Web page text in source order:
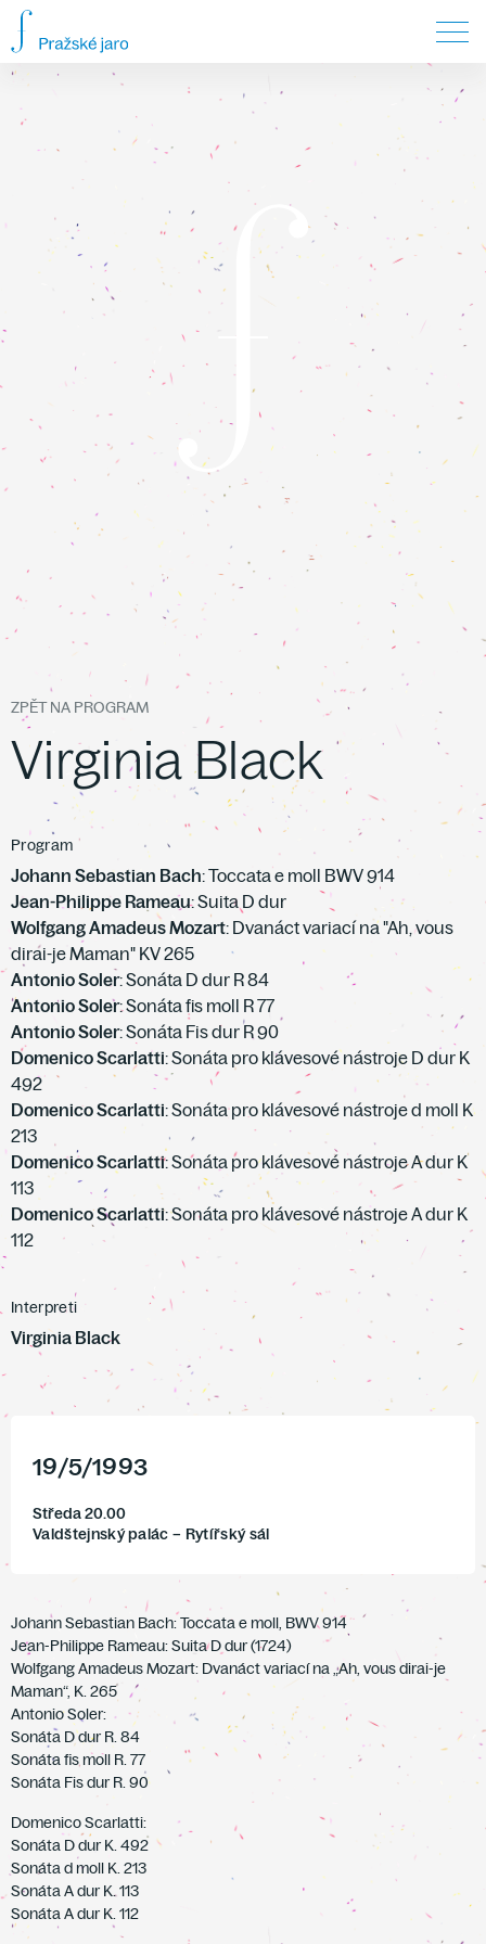
ZPĚT NA PROGRAM
Virginia Black
Program
Johann Sebastian Bach: Toccata e moll BWV 914
Jean-Philippe Rameau: Suita D dur
Wolfgang Amadeus Mozart: Dvanáct variací na "Ah, vous
dirai-je Maman" KV 265
Antonio Soler: Sonáta D dur R 84
Antonio Soler: Sonáta fis moll R 77
Antonio Soler: Sonáta Fis dur R 90
Domenico Scarlatti: Sonáta pro klávesové nástroje D dur K
492
Domenico Scarlatti: Sonáta pro klávesové nástroje d moll K
213
Domenico Scarlatti: Sonáta pro klávesové nástroje A dur K
113
Domenico Scarlatti: Sonáta pro klávesové nástroje A dur K
112
Interpreti
Virginia Black
19/5/1993
Středa 20.00
Valdštejnský palác – Rytířský sál
Johann Sebastian Bach: Toccata e moll, BWV 914
Jean-Philippe Rameau: Suita D dur (1724)
Wolfgang Amadeus Mozart: Dvanáct variací na „Ah, vous dirai-je
Maman“, K. 265
Antonio Soler:
Sonáta D dur R. 84
Sonáta fis moll R. 77
Sonáta Fis dur R. 90
Domenico Scarlatti:
Sonáta D dur K. 492
Sonáta d moll K. 213
Sonáta A dur K. 113
Sonáta A dur K. 112